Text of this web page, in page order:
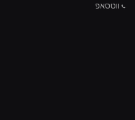
ווטסאפ